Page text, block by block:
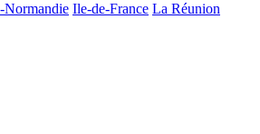
Normandie Ile-de-France La Réunion